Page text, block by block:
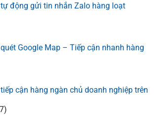
động gửi tin nhắn Zalo hàng loạt
Google Map – Tiếp cận nhanh hàng
cận hàng ngàn chủ doanh nghiệp trên